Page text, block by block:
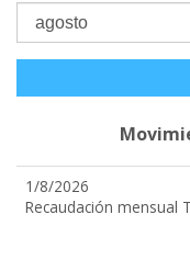
1/8/2026
Recaudación mensual